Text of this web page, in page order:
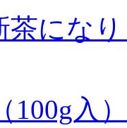
茶にな
100g入